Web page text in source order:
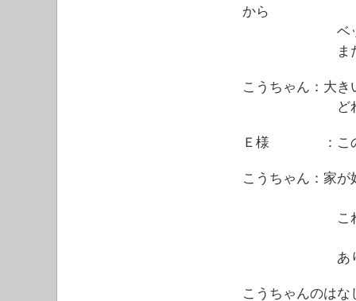
から
ベットもそ
まだ、買
こうちゃん：大
どれが良
Ｅ様 ：この家
こうちゃん：家
これでイン
ありがと
こうちゃんのは